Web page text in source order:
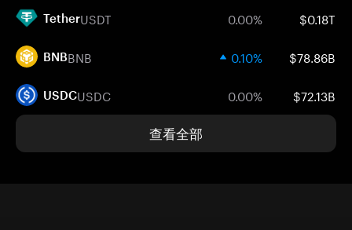
TetherUSDT 0.00% $0.18T
BNBBNB 0.10% $78.86B
USDCUSDC 0.00% $72.13B
查看全部